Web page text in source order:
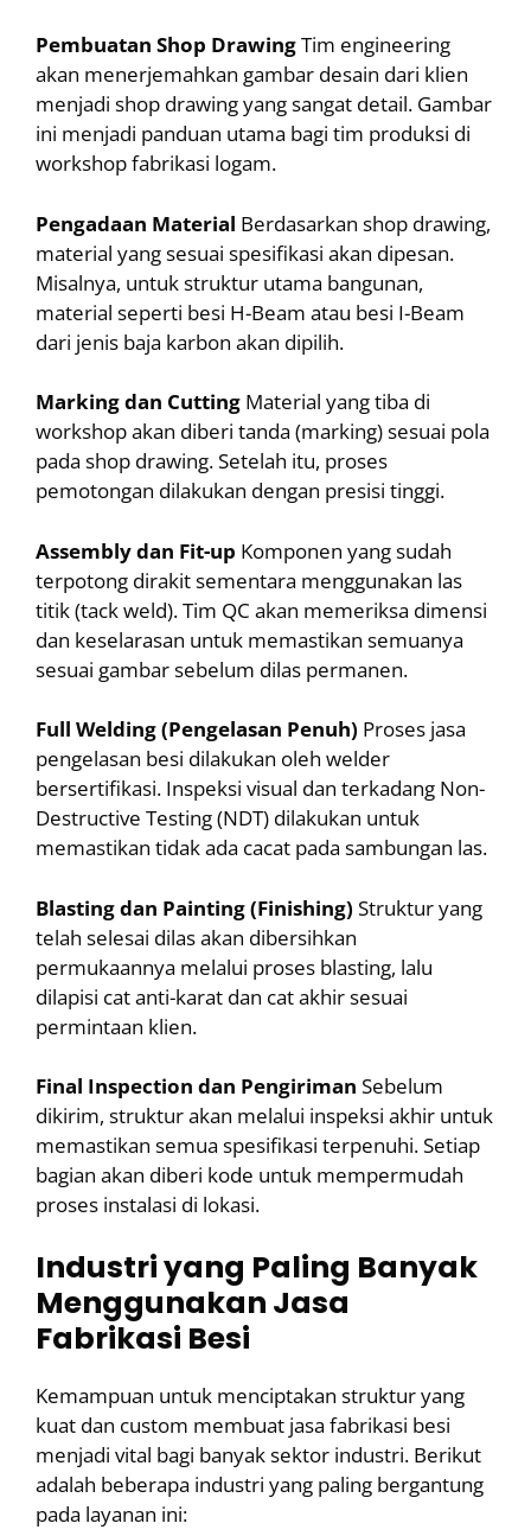
Pembuatan Shop DrawingTim engineering
akan menerjemahkan gambar desain dari klien
menjadi shop drawing yang sangat detail. Gambar
ini menjadi panduan utama bagi tim produksi di
workshop fabrikasi logam.
Pengadaan Material Berdasarkan shop drawing,
material yang sesuai spesifikasi akan dipesan.
Misalnya, untuk struktur utama bangunan,
material seperti besi H-Beam atau besi I-Beam
dari jenis baja karbon akan dipilih.
Marking dan Cutting Material yang tiba di
workshop akan diberi tanda (marking) sesuai pola
pada shop drawing. Setelah itu, proses
pemotongan dilakukan dengan presisi tinggi.
Assembly dan Fit-up Komponen yang sudah
terpotong dirakit sementara menggunakan las
titik (tack weld). Tim QC akan memeriksa dimensi
dan keselarasan untuk memastikan semuanya
sesuai gambar sebelum dilas permanen.
Full Welding (Pengelasan Penuh) Proses jasa
pengelasan besi dilakukan oleh welder
bersertifikasi. Inspeksi visual dan terkadang Non-
Destructive Testing (NDT) dilakukan untuk
memastikan tidak ada cacat pada sambungan las.
Blasting dan Painting (Finishing) Struktur yang
telah selesai dilas akan dibersihkan
permukaannya melalui proses blasting, lalu
dilapisi cat anti-karat dan cat akhir sesuai
permintaan klien.
Final Inspection dan Pengiriman Sebelum
dikirim, struktur akan melalui inspeksi akhir untuk
memastikan semua spesifikasi terpenuhi. Setiap
bagian akan diberi kode untuk mempermudah
proses instalasi di lokasi.
Industri yang Paling Banyak
Menggunakan Jasa
Fabrikasi Besi
Kemampuan untuk menciptakan struktur yang
kuat dan custom membuat jasa fabrikasi besi
menjadi vital bagi banyak sektor industri. Berikut
adalah beberapa industri yang paling bergantung
pada layanan ini: